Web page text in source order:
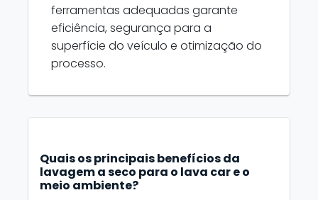
ferramentas adequadas garante
eficiência, segurança para a
superfície do veículo e otimização do
processo.
Quais os principais benefícios da
lavagem a seco para o lava car e o
meio ambiente?